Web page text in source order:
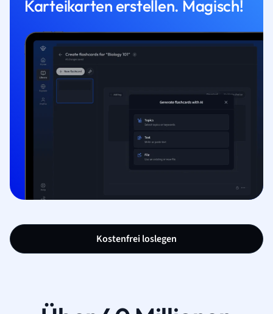
Karteikarten erstellen. Magisch!
Kostenfrei loslegen